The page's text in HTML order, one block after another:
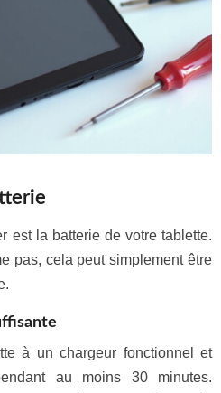
est la batterie de votre tablette.
pas, cela peut simplement être
à un chargeur fonctionnel et
au moins 30 minutes.